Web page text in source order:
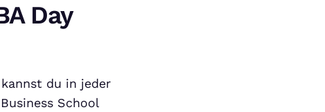
Day
du in jeder
School